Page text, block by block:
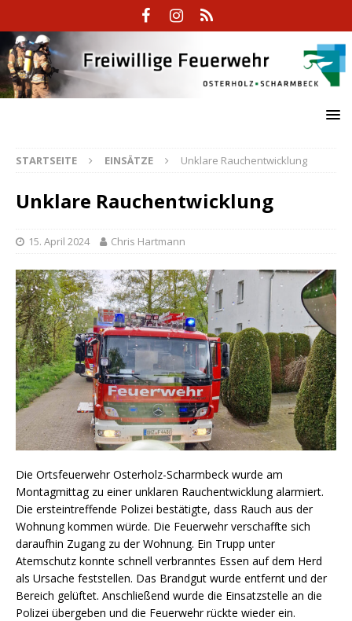
STARTSEITE EINSÄTZE Unklare Rauchentwicklung
Unklare Rauchentwicklung
15. April 2024 Chris Hartmann
Die Ortsfeuerwehr Osterholz-Scharmbeck wurde am
Montagmittag zu einer unklaren Rauchentwicklung alarmiert.
Die ersteintreffende Polizei bestätigte, dass Rauch aus der
Wohnung kommen würde. Die Feuerwehr verschaffte sich
daraufhin Zugang zu der Wohnung. Ein Trupp unter
Atemschutz konnte schnell verbranntes Essen auf dem Herd
als Ursache feststellen. Das Brandgut wurde entfernt und der
Bereich gelüftet. Anschließend wurde die Einsatzstelle an die
Polizei übergeben und die Feuerwehr rückte wieder ein.